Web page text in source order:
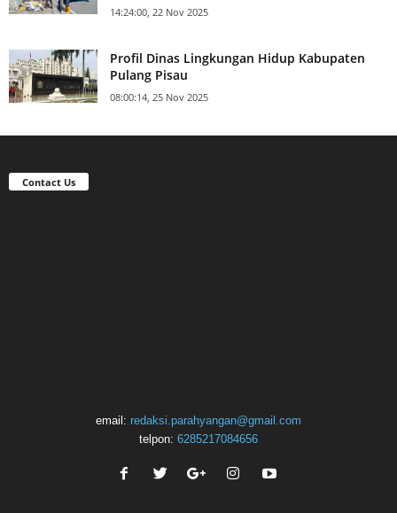
14:24:00, 22 Nov 2025
Profil Dinas Lingkungan Hidup Kabupaten
Pulang Pisau
08:00:14, 25 Nov 2025
Contact Us
email: redaksi.parahyangan@gmail.com
telpon: 6285217084656